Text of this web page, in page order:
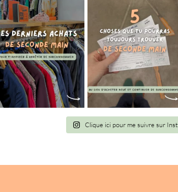
Clique ici pour me suivre sur